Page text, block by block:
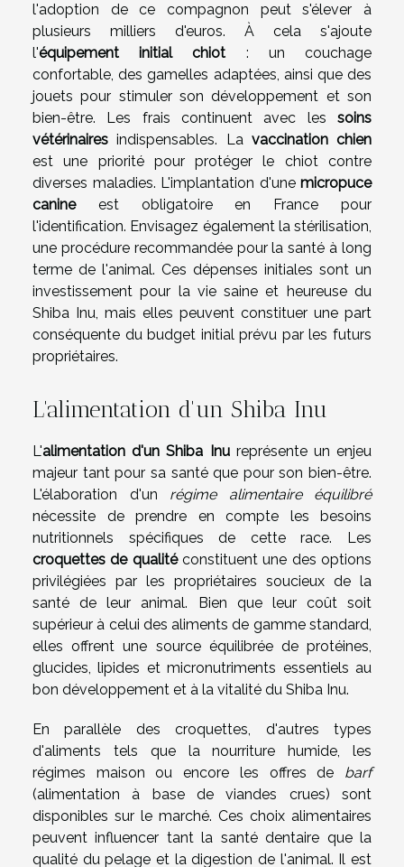
l'adoption de ce compagnon peut s'élever à
plusieurs milliers d'euros. À cela s'ajoute
l'équipement initial chiot : un couchage
confortable, des gamelles adaptées, ainsi que des
jouets pour stimuler son développement et son
bien-être. Les frais continuent avec les soins
vétérinaires indispensables. La vaccination chien
est une priorité pour protéger le chiot contre
diverses maladies. L'implantation d'une micropuce
canineest obligatoire en France pour
l'identification. Envisagez également la stérilisation,
une procédure recommandée pour la santé à long
terme de l'animal. Ces dépenses initiales sont un
investissement pour la vie saine et heureuse du
Shiba Inu, mais elles peuvent constituer une part
conséquente du budget initial prévu par les futurs
propriétaires.
L'alimentation d'un Shiba Inu
L'alimentation d'un Shiba Inureprésente un enjeu
majeur tant pour sa santé que pour son bien-être.
L'élaboration d'un régime alimentaire équilibré
nécessite de prendre en compte les besoins
nutritionnels spécifiques de cette race. Les
croquettes de qualitéconstituent une des options
privilégiées par les propriétaires soucieux de la
santé de leur animal. Bien que leur coût soit
supérieur à celui des aliments de gamme standard,
elles offrent une source équilibrée de protéines,
glucides, lipides et micronutriments essentiels au
bon développement et à la vitalité du Shiba Inu.
En parallèle des croquettes, d'autres types
d'aliments tels que la nourriture humide, les
régimes maison ou encore les offres de barf
(alimentation à base de viandes crues) sont
disponibles sur le marché. Ces choix alimentaires
peuvent influencer tant la santé dentaire que la
qualité du pelage et la digestion de l'animal. Il est